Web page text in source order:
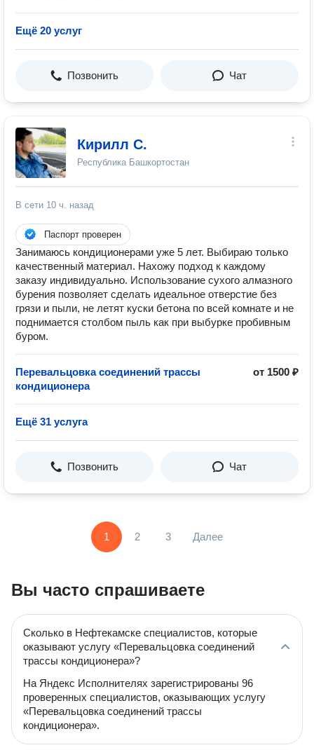
Ещё 20 услуг
Позвонить Чат
Кирилл С.
Республика Башкортостан
В сети 10 ч. назад
Паспорт проверен
Занимаюсь кондиционерами уже 5 лет. Выбираю только
качественный материал. Нахожу подход к каждому
заказу индивидуально. Использование сухого алмазного
бурения позволяет сделать идеальное отверстие без
грязи и пыли, не летят куски бетона по всей комнате и не
поднимается столбом пыль как при выбурке пробивным
буром.
Перевальцовка соединений трассы
кондиционера
от 1500 ₽
Ещё 31 услуга
Позвонить Чат
1 2 3 Далее
Вы часто спрашиваете
Сколько в Нефтекамске специалистов, которые
оказывают услугу «Перевальцовка соединений
трассы кондиционера»?
На Яндекс Исполнителях зарегистрированы 96
проверенных специалистов, оказывающих услугу
«Перевальцовка соединений трассы
кондиционера».